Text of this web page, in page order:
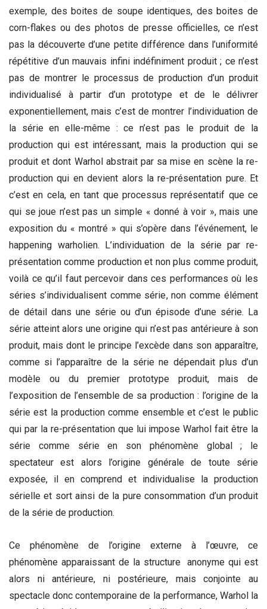
exemple, des boites de soupe identiques, des boites de
corn-flakes ou des photos de presse officielles, ce n’est
pas la découverte d’une petite différence dans l’uniformité
répétitive d’un mauvais infini indéfiniment produit ; ce n’est
pas de montrer le processus de production d’un produit
individualisé à partir d’un prototype et de le délivrer
exponentiellement, mais c’est de montrer l’individuation de
la série en elle-même : ce n’est pas le produit de la
production qui est intéressant, mais la production qui se
produit et dont Warhol abstrait par sa mise en scène la re-
production qui en devient alors la re-présentation pure. Et
c’est en cela, en tant que processus représentatif que ce
qui se joue n’est pas un simple « donné à voir », mais une
exposition du « montré » qui s’opère dans l’événement, le
happening warholien. L’individuation de la série par re-
présentation comme production et non plus comme produit,
voilà ce qu’il faut percevoir dans ces performances où les
séries s’individualisent comme série, non comme élément
de détail dans une série ou d’un épisode d’une série. La
série atteint alors une origine qui n’est pas antérieure à son
produit, mais dont le principe l’excède dans son apparaître,
comme si l’apparaître de la série ne dépendait plus d’un
modèle ou du premier prototype produit, mais de
l’exposition de l’ensemble de sa production : l’origine de la
série est la production comme ensemble et c’est le public
qui par la re-présentation que lui impose Warhol fait être la
série comme série en son phénomène global ; le
spectateur est alors l’origine générale de toute série
exposée, il en comprend et individualise la production
sérielle et sort ainsi de la pure consommation d’un produit
de la série de production.
Ce phénomène de l’origine externe à l’œuvre, ce
phénomène apparaissant de la structure anonyme qui est
alors ni antérieure, ni postérieure, mais conjointe au
spectacle donc contemporaine de la performance, Warhol la